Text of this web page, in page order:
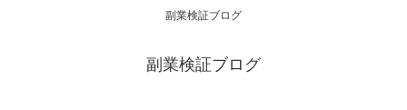
副業検証ブログ
副業検証ブログ